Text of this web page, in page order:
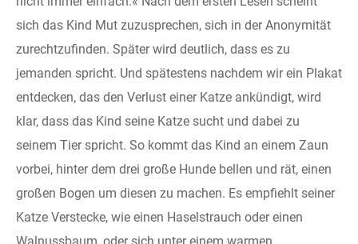
sich das Kind Mut zuzusprechen, sich in der Anonymität
zurechtzufinden. Später wird deutlich, dass es zu
jemanden spricht. Und spätestens nachdem wir ein Plakat
entdecken, das den Verlust einer Katze ankündigt, wird
klar, dass das Kind seine Katze sucht und dabei zu
seinem Tier spricht. So kommt das Kind an einem Zaun
vorbei, hinter dem drei große Hunde bellen und rät, einen
großen Bogen um diesen zu machen. Es empfiehlt seiner
Katze Verstecke, wie einen Haselstrauch oder einen